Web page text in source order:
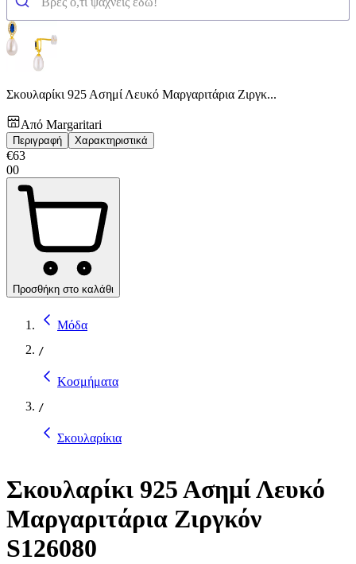
Σκουλαρίκι 925 Ασημί Λευκό Μαργαριτάρια Ζιργκ...
Από Margaritari
Περιγραφή Χαρακτηριστικά
€63
00
Προσθήκη στο καλάθι
Μόδα
/
Κοσμήματα
/
Σκουλαρίκια
Σκουλαρίκι 925 Ασημί Λευκό
Μαργαριτάρια Ζιργκόν
S126080